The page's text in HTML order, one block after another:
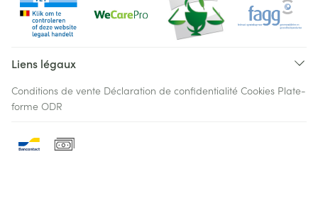
Liens légaux
Conditions de vente Déclaration de confidentialité Cookies Plate-
forme ODR